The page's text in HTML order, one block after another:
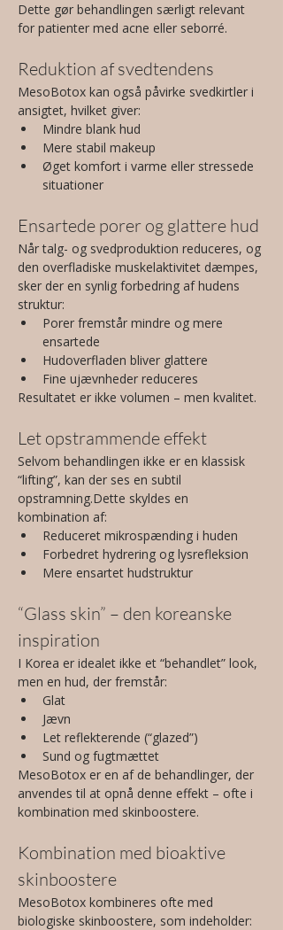
Dette gør behandlingen særligt relevant
for patienter med acne eller seborré.
Reduktion af svedtendens
MesoBotox kan også påvirke svedkirtler i
ansigtet, hvilket giver:
Mindre blank hud
Mere stabil makeup
Øget komfort i varme eller stressede
situationer
Ensartede porer og glattere hud
Når talg- og svedproduktion reduceres, og
den overfladiske muskelaktivitet dæmpes,
sker der en synlig forbedring af hudens
struktur:
Porer fremstår mindre og mere
ensartede
Hudoverfladen bliver glattere
Fine ujævnheder reduceres
Resultatet er ikke volumen – men kvalitet.
Let opstrammende effekt
Selvom behandlingen ikke er en klassisk
“lifting”, kan der ses en subtil
opstramning.Dette skyldes en
kombination af:
Reduceret mikrospænding i huden
Forbedret hydrering og lysrefleksion
Mere ensartet hudstruktur
“Glass skin” – den koreanske
inspiration
I Korea er idealet ikke et “behandlet” look,
men en hud, der fremstår:
Glat
Jævn
Let reflekterende (“glazed”)
Sund og fugtmættet
MesoBotox er en af de behandlinger, der
anvendes til at opnå denne effekt – ofte i
kombination med skinboostere.
Kombination med bioaktive
skinboostere
MesoBotox kombineres ofte med
biologiske skinboostere, som indeholder: